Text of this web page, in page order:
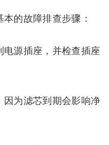
的故障排查步骤：
源插座，并检查插座
因为滤芯到期会影响净